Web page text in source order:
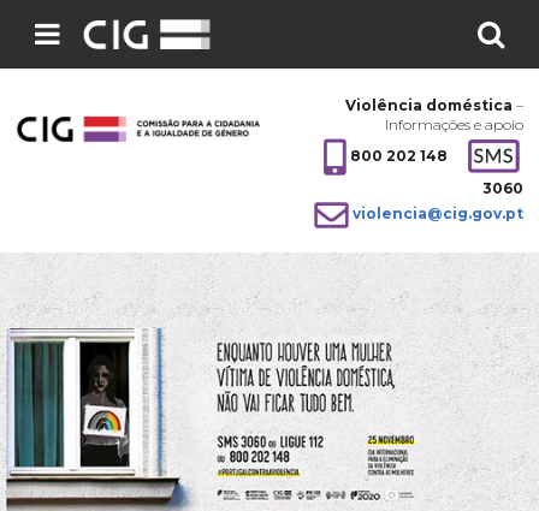
Violência doméstica –
Informações e apoio
800 202 148
3060
violencia@cig.gov.pt
Pesquisar